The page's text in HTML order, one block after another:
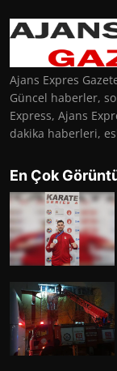
Ajans Expres
Güncel haberler,
Express, Ajans
dakika haberleri,
En Çok